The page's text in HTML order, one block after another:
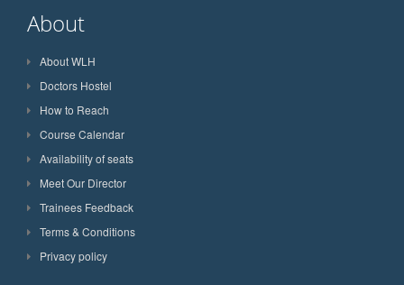
About
About WLH
Doctors Hostel
How to Reach
Course Calendar
Availability of seats
Meet Our Director
Trainees Feedback
Terms & Conditions
Privacy policy